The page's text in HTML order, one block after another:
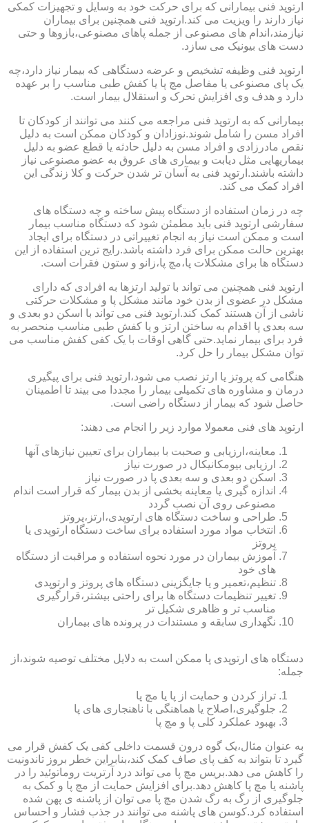
ارتوپد فنی بیمارانی که برای حرکت خود به وسایل و تجهیزات کمکی
نیاز دارند را ویزیت می کند.ارتوپد فنی همچنین برای بیماران
نیازمند،اندام های مصنوعی از جمله پاهای مصنوعی،بازوها و حتی
دست های بیونیک می سازد.
ارتوپد فنی وظیفه تشخیص و عرضه دستگاهی که بیمار نیاز دارد،چه
یک پای مصنوعی یا مفاصل مچ پا یا کفش طبی مناسب را بر عهده
دارد و هدف وی افزایش تحرک و استقلال بیمار است.
بیمارانی که به ارتوپد فنی مراجعه می کنند می توانند از کودکان تا
افراد مسن را شامل شوند.نوزادان و کودکان ممکن است به دلیل
نقص مادرزادی و افراد مسن به دلیل حادثه یا قطع عضو به دلیل
بیماریهایی مثل دیابت و بیماری های عروق به عضو مصنوعی نیاز
داشته باشند.ارتوپد فنی به آسان تر شدن حرکت و کلا زندگی این
افراد کمک می کند.
چه در زمان استفاده از دستگاه پیش ساخته و چه دستگاه های
سفارشی ارتوپد فنی باید مطمئن شود که دستگاه مناسب بیمار
است و ممکن است نیاز به انجام تغییراتی در دستگاه برای ایجاد
بهترین حالت ممکن برای فرد داشته باشد.رایج ترین استفاده از این
دستگاه ها برای مشکلات پا،مچ پا،زانو و ستون فقرات است.
ارتوپد فنی همچنین می تواند با تولید ارتزها به افرادی که دارای
مشکل در عضوی از بدن خود مانند مشکل پا و مشکلات حرکتی
ناشی از آن هستند کمک کند.ارتوپد فنی می تواند با اسکن دو بعدی و
سه بعدی پا اقدام به ساختن ارتز و یا کفش طبی مناسب منحصر به
فرد برای بیمار نماید.حتی گاهی اوقات با یک کفی کفش مناسب می
توان مشکل بیمار را حل کرد.
هنگامی که پروتز یا ارتز نصب می شود،ارتوپد فنی برای پیگیری
درمان و مشاوره های تکمیلی بیمار را مجددا می بیند تا اطمینان
حاصل شود که بیمار از دستگاه راضی است.
ارتوپد های فنی معمولا موارد زیر را انجام می دهند:
معاینه،ارزیابی و صحبت با بیماران برای تعیین نیازهای آنها
ارزیابی بیومکانیکال در صورت نیاز
اسکن دو بعدی و سه بعدی پا در صورت نیاز
اندازه گیری یا معاینه بخشی از بدن بیمار که قرار است اندام
مصنوعی روی آن نصب گردد
طراحی و ساخت دستگاه های ارتوپدی،ارتز،پروتز
انتخاب مواد مورد استفاده برای ساخت دستگاه ارتوپدی یا
پروتز
آموزش بیماران در مورد نحوه استفاده و مراقبت از دستگاه
های خود
تنظیم،تعمیر و یا جایگزینی دستگاه های پروتز و ارتوپدی
تغییر تنظیمات دستگاه ها برای راحتی بیشتر،قرارگیری
مناسب تر و ظاهری شکیل تر
نگهداری سابقه و مستندات در پرونده های بیماران
دستگاه های ارتوپدی پا ممکن است به دلایل مختلف توصیه شوند،از
جمله:
تراز کردن و حمایت از پا یا مچ پا
جلوگیری،اصلاح یا هماهنگی با ناهنجاری های پا
بهبود عملکرد کلی پا و مچ پا
به عنوان مثال،یک گوه درون قسمت داخلی کفی یک کفش قرار می
گیرد تا بتواند به کف پای صاف کمک کند،بنابراین خطر بروز تاندونیت
را کاهش می دهد.بریس مچ پا می تواند درد آرتریت روماتوئید را در
پاشنه یا مچ پا کاهش دهد.برای افزایش حمایت از مچ پا و کمک به
جلوگیری از رگ به رگ شدن مچ پا می توان از پاشنه ی پهن شده
استفاده کرد.کوسن های پاشنه می توانند در جذب فشار و احساس